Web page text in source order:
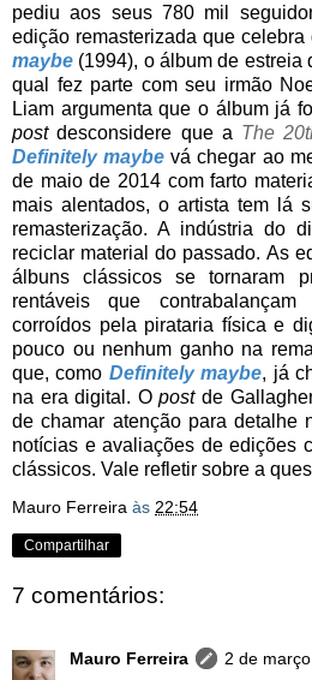
pediu aos seus 780 mil
edição remasterizada que
maybe (1994), o álbum de estreia
qual fez parte com seu irmão
Liam argumenta que o álbum já
postdesconsidere que a The
Definitely maybe vá chegar ao
de maio de 2014 com farto
mais alentados, o artista tem lá
remasterização. A indústria do
reciclar material do passado. As
álbuns clássicos se tornaram
rentáveis que
corroídos pela pirataria física e
pouco ou nenhum ganho na
que, como Definitely maybe, já
na era digital. Opostde
de chamar atenção para detalhe
notícias e avaliações de edições
clássicos. Vale refletir sobre a
Mauro Ferreira às 22:54
Compartilhar
7 comentários:
Mauro Ferreira
2 de